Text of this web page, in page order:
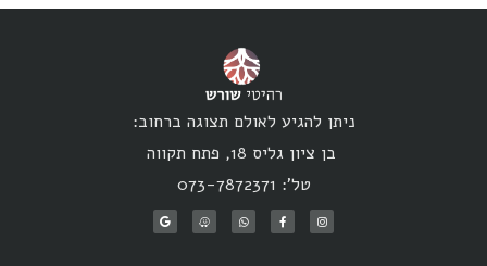
ניתן להגיע לאולם תצוגה ברחוב:
בן ציון גליס 18, פתח תקווה
טל': 073-7872371